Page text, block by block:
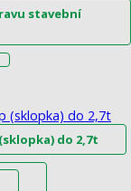
stavební
(sklopka) do 2,7t